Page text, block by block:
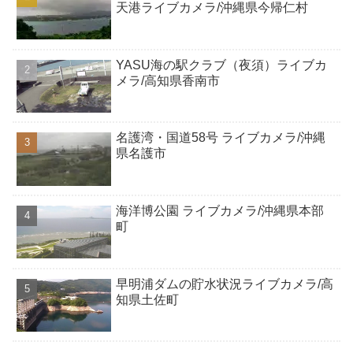
天港ライブカメラ/沖縄県今帰仁村
YASU海の駅クラブ（夜須）ライブカ
メラ/高知県香南市
名護湾・国道58号 ライブカメラ/沖縄
県名護市
海洋博公園 ライブカメラ/沖縄県本部
町
早明浦ダムの貯水状況ライブカメラ/高
知県土佐町